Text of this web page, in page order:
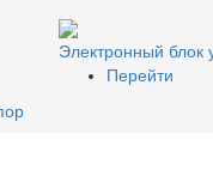
Электронный блок
Перейти